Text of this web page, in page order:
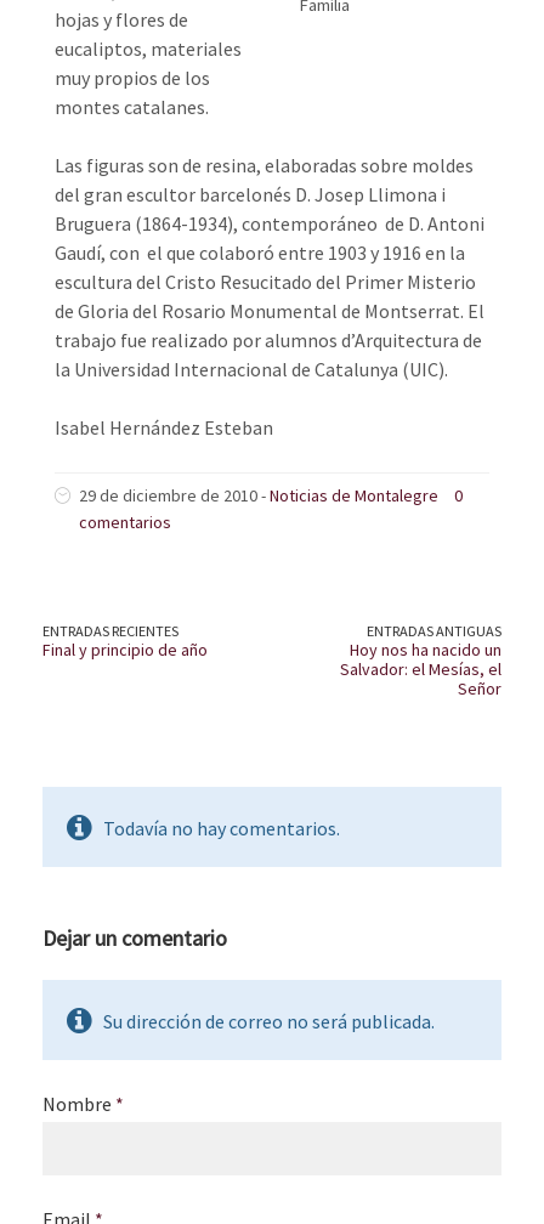
Família
hojas y flores de
eucaliptos, materiales
muy propios de los
montes catalanes.
Las figuras son de resina, elaboradas sobre moldes
del gran escultor barcelonés D. Josep Llimona i
Bruguera (1864-1934), contemporáneo de D. Antoni
Gaudí, con el que colaboró entre 1903 y 1916 en la
escultura del Cristo Resucitado del Primer Misterio
de Gloria del Rosario Monumental de Montserrat. El
trabajo fue realizado por alumnos d’Arquitectura de
la Universidad Internacional de Catalunya (UIC).
Isabel Hernández Esteban
29 de diciembre de 2010 -Noticias de Montalegre
0
comentarios
ENTRADAS RECIENTES
Final y principio de año
ENTRADAS ANTIGUAS
Hoy nos ha nacido un
Salvador: el Mesías, el
Señor
Todavía no hay comentarios.
Dejar un comentario
Su dirección de correo no será publicada.
Nombre *
Email *